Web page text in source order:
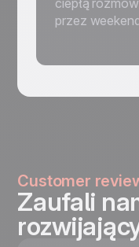
ciepłą
przez
Customer
Zaufali